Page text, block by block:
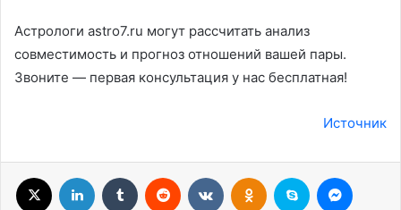
Астрологи astro7.ru могут рассчитать анализ
совместимость и прогноз отношений вашей пары.
Звоните — первая консультация у нас бесплатная!
Источник